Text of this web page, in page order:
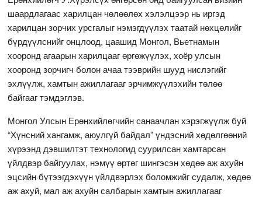
шаардлагаас харилцан чөлөөлөх хэлэлцээр нь иргэд
харилцан зорчих урсгалыг нэмэгдүүлэх таатай нөхцөлийг
бүрдүүлснийг онцлоод, цаашид Монгол, Вьетнамын
хооронд агаарын харилцааг өргөжүүлэх, хоёр улсын
хооронд зорчигч болон ачаа тээврийн шууд нислэгийг
эхлүүлж, хамтын ажиллагааг эрчимжүүлэхийн төлөө
байгааг тэмдэглэв.
Монгол Улсын Ерөнхийлөгчийн санаачлан хэрэгжүүлж буй
“Хүнсний хангамж, аюулгүй байдал” үндэсний хөдөлгөөний
хүрээнд дэвшилтэт технологид суурилсан хамтарсан
үйлдвэр байгуулах, нэмүү өртөг шингэсэн хөдөө аж ахуйн
эцсийн бүтээгдэхүүн үйлдвэрлэх боломжийг судалж, хөдөө
аж ахуй, мал аж ахуйн салбарын хамтын ажиллагааг